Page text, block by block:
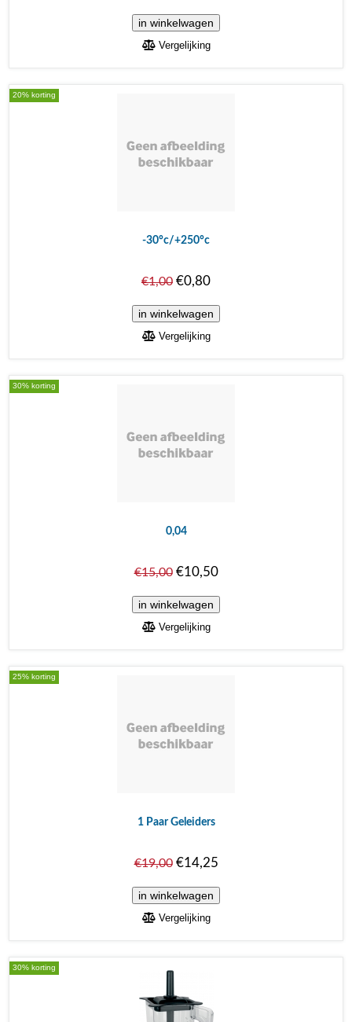
Vergelijking
20% korting
-30°c/+250°c
€1,00 €0,80
Vergelijking
30% korting
0,04
€15,00€10,50
Vergelijking
25% korting
1 Paar Geleiders
€19,00€14,25
Vergelijking
30% korting